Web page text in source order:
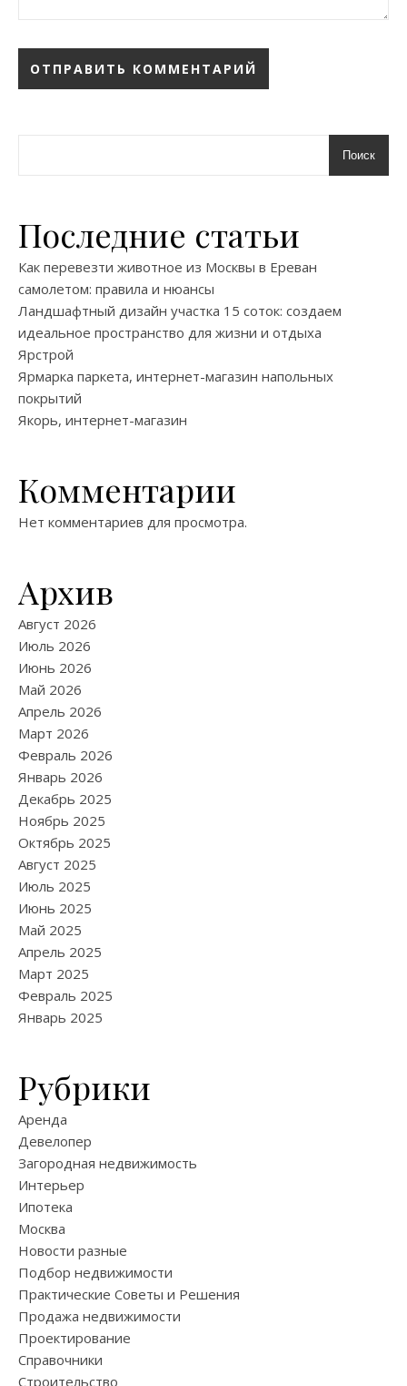
Поиск
Последние статьи
Как перевезти животное из Москвы в Ереван
самолетом: правила и нюансы
Ландшафтный дизайн участка 15 соток: создаем
идеальное пространство для жизни и отдыха
Ярстрой
Ярмарка паркета, интернет-магазин напольных
покрытий
Якорь, интернет-магазин
Комментарии
Нет комментариев для просмотра.
Архив
Август 2026
Июль 2026
Июнь 2026
Май 2026
Апрель 2026
Март 2026
Февраль 2026
Январь 2026
Декабрь 2025
Ноябрь 2025
Октябрь 2025
Август 2025
Июль 2025
Июнь 2025
Май 2025
Апрель 2025
Март 2025
Февраль 2025
Январь 2025
Рубрики
Аренда
Девелопер
Загородная недвижимость
Интерьер
Ипотека
Москва
Новости разные
Подбор недвижимости
Практические Советы и Решения
Продажа недвижимости
Проектирование
Справочники
Строительство